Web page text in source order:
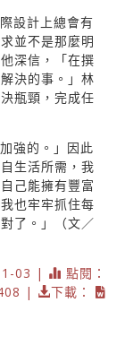
設計上總會有
並不是那麼明
深信，「在撰
決的事。」林
瓶頸，完成任
強的。」因此
生活所需，我
己能擁有豐富
也牢牢抓住每
了。」（文／
03 |
點閱：
|
下載：